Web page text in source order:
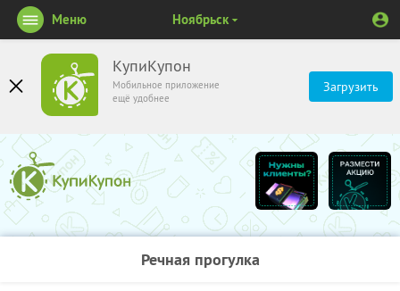
КупиКупон
Мобильное приложение
ещё удобнее
Загрузить
Меню Ноябрьск
Речная прогулка